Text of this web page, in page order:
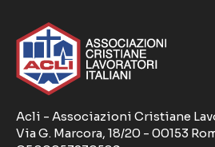
Acli - Associazioni Cristiane
Via G. Marcora, 18/20 - 00153